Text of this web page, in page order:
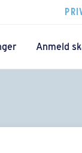
Anmeld